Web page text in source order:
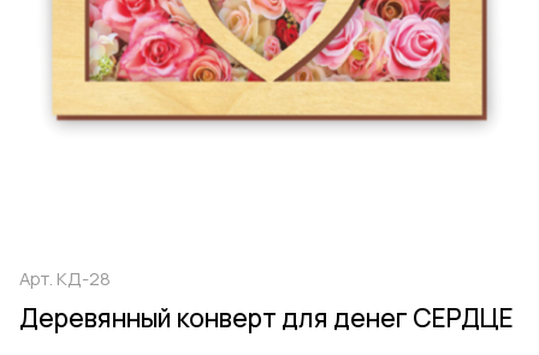
Арт. КД-28
Деревянный конверт для денег СЕРДЦЕ